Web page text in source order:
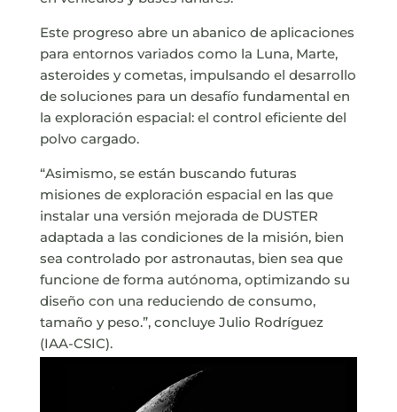
Este progreso abre un abanico de aplicaciones
para entornos variados como la Luna, Marte,
asteroides y cometas, impulsando el desarrollo
de soluciones para un desafío fundamental en
la exploración espacial: el control eficiente del
polvo cargado.
“Asimismo, se están buscando futuras
misiones de exploración espacial en las que
instalar una versión mejorada de DUSTER
adaptada a las condiciones de la misión, bien
sea controlado por astronautas, bien sea que
funcione de forma autónoma, optimizando su
diseño con una reduciendo de consumo,
tamaño y peso.”, concluye Julio Rodríguez
(IAA-CSIC).